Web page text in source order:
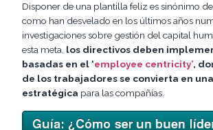
Disponer de una plantilla feliz es sinónimo
como han desvelado en los últimos años
investigaciones sobre gestión del capital
esta meta, los directivos deben
basadas en el ‘employee centricity’,
de los trabajadores se convierta en
estratégica para las compañías.